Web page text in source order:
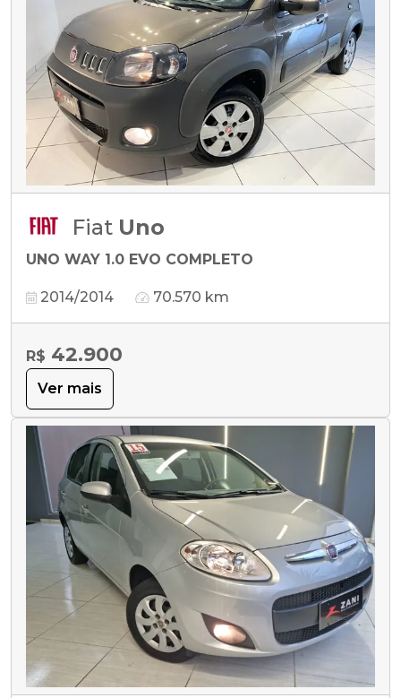
Fiat Uno
UNO WAY 1.0 EVO COMPLETO
2014/2014 70.570 km
R$ 42.900
Ver mais